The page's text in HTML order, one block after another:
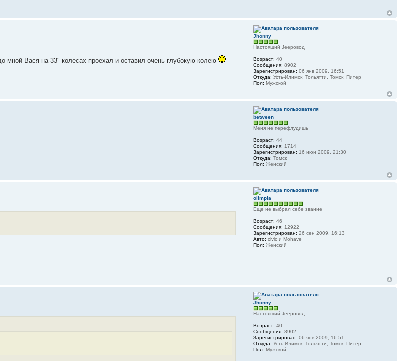
мной Вася на 33" колесах проехал и оставил очень глубокую колею
Jhonny
Настоящий Jeepовод
Возраст: 40
Сообщения: 8902
Зарегистрирован: 06 янв 2009, 16:51
Откуда: Усть-Илимск, Тольятти, Томск, Питер
Пол: Мужской
between
Меня не перефлудишь
Возраст: 44
Сообщения: 1714
Зарегистрирован: 16 июн 2009, 21:30
Откуда: Томск
Пол: Женский
olimpia
Еще не выбрал себе звание
Возраст: 46
Сообщения: 12922
Зарегистрирован: 26 сен 2009, 16:13
Авто: civic и Mohave
Пол: Женский
Jhonny
Настоящий Jeepовод
Возраст: 40
Сообщения: 8902
Зарегистрирован: 06 янв 2009, 16:51
Откуда: Усть-Илимск, Тольятти, Томск, Питер
Пол: Мужской